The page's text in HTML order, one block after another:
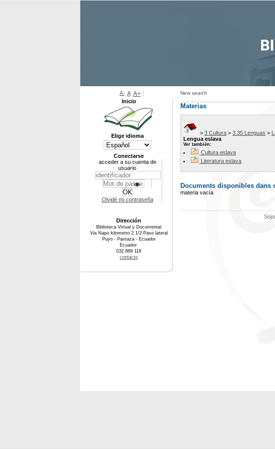
New search
Materias
> 3 Cultura > 3.35 Lenguas >
Lengua eslava
Ver también:
Cultura eslava
Literatura eslava
Documents disponibles dans
materia vacía
A- A A+
Inicio
Elige idioma
Conectarse
acceder a su cuenta de
usuario
Olvidé mi contraseña
Dirección
Biblioteca Virtual y Documental
Via Napo kilometro 2 1/2 Paso lateral
Puyo - Pastaza - Ecuador
Ecuador
032 889 118
contacto